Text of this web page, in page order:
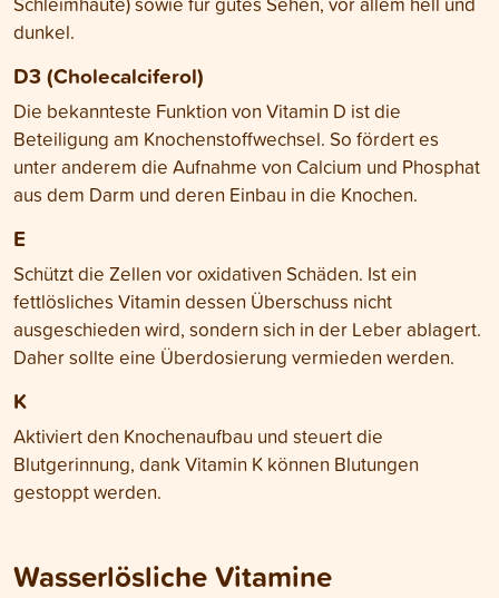
dunkel.
D3 (Cholecalciferol)
Die bekannteste Funktion von Vitamin D ist die
Beteiligung am Knochenstoffwechsel. So fördert es
unter anderem die Aufnahme von Calcium und Phosphat
aus dem Darm und deren Einbau in die Knochen.
E
Schützt die Zellen vor oxidativen Schäden. Ist ein
fettlösliches Vitamin dessen Überschuss nicht
ausgeschieden wird, sondern sich in der Leber ablagert.
Daher sollte eine Überdosierung vermieden werden.
K
Aktiviert den Knochenaufbau und steuert die
Blutgerinnung, dank Vitamin K können Blutungen
gestoppt werden.
Wasserlösliche Vitamine